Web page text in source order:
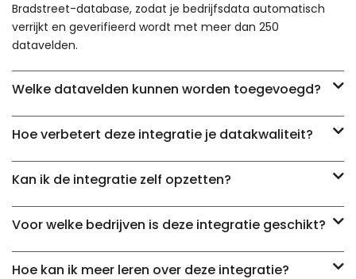
Bradstreet-database, zodat je bedrijfsdata automatisch
verrijkt en geverifieerd wordt met meer dan 250
datavelden.
Welke datavelden kunnen worden toegevoegd?
Hoe verbetert deze integratie je datakwaliteit?
Kan ik de integratie zelf opzetten?
Voor welke bedrijven is deze integratie geschikt?
Hoe kan ik meer leren over deze integratie?